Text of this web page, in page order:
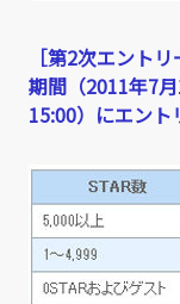
［第2次エントリ
期間（2011年7
15:00）にエント